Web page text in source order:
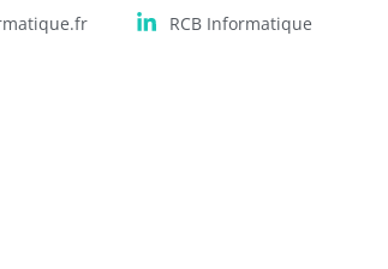
RCB Informatique